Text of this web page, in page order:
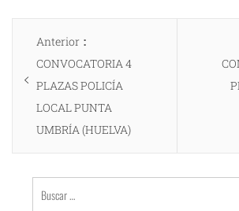
Navegación
entradas
Anterior
anterior:
CONVOCATORIA 4
PLAZAS POLICÍA
LOCAL PUNTA
UMBRÍA (HUELVA)
Buscar: